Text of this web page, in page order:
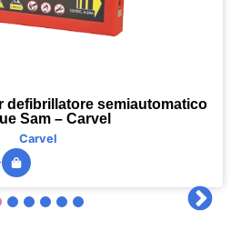
defibrillatore semiautomatico
Sam – Carvel
Carvel